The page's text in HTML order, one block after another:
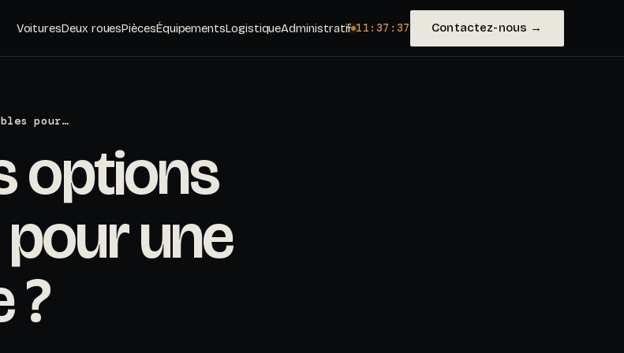
VoituresDeux rouesPiècesÉquipementsLogistiqueAdministratif 11:37:39 Contactez-nous →
pour…
options
une
?